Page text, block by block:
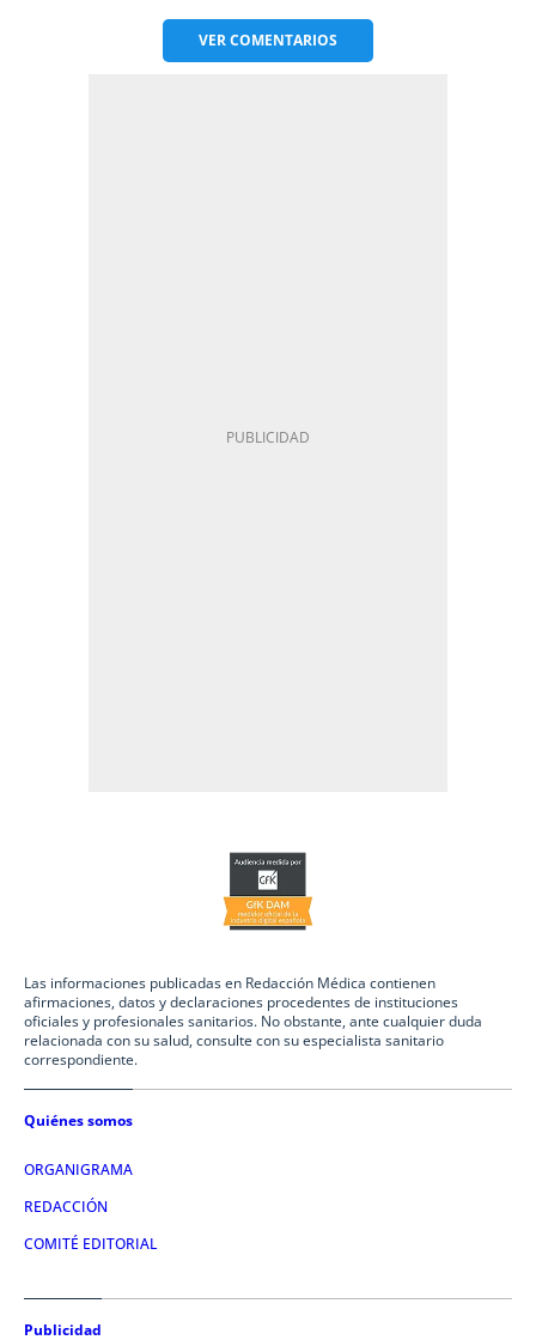
VERCOMENTARIOS
Las informaciones publicadas en Redacción Médica contienen
afirmaciones, datos y declaraciones procedentes de instituciones
oficiales y profesionales sanitarios. No obstante, ante cualquier duda
relacionada con su salud, consulte con su especialista sanitario
correspondiente.
Quiénes somos
ORGANIGRAMA
REDACCIÓN
COMITÉ EDITORIAL
Publicidad